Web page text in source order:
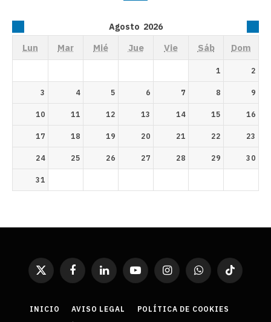
Agosto 2026
Lun Mar Mié Jue Vie Sáb Dom
1 2
3 4 5 6 7 8 9
10 11 12 13 14 15 16
17 18 19 20 21 22 23
24 25 26 27 28 29 30
31
X
(Twitter)
FacebookLinkedInYouTubeInstagramWhatsAppTikTok
INICIO AVISO LEGAL
POLÍTICA DE COOKIES